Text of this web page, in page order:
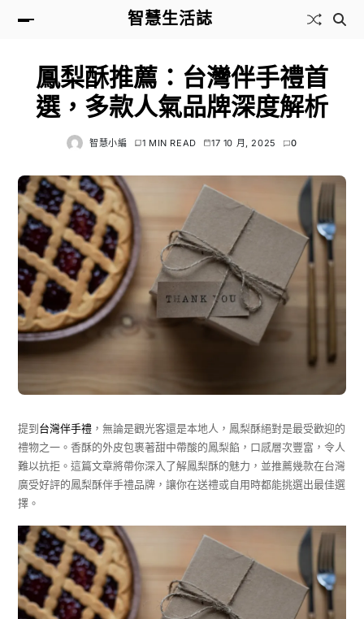
智慧生活誌
鳳梨酥推薦：台灣伴手禮首
選，多款人氣品牌深度解析
智慧小編 1 MIN READ 17 10 月, 2025 0
提到台灣伴手禮，無論是觀光客還是本地人，鳳梨酥絕對是最受歡迎的
禮物之一。香酥的外皮包裹著甜中帶酸的鳳梨餡，口感層次豐富，令人
難以抗拒。這篇文章將帶你深入了解鳳梨酥的魅力，並推薦幾款在台灣
廣受好評的鳳梨酥伴手禮品牌，讓你在送禮或自用時都能挑選出最佳選
擇。